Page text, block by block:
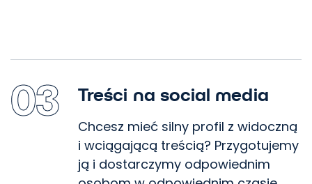
03 Treści na social media
Chcesz mieć silny profil z widoczną
i wciągającą treścią? Przygotujemy
ją i dostarczymy odpowiednim